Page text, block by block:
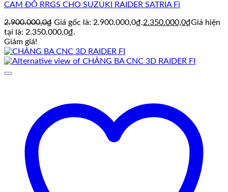
CAM ĐỘ RRGS CHO SUZUKI RAIDER SATRIA Fi
2.900.000,0₫ Giá gốc là: 2.900.000,0₫.2.350.000,0₫Giá hiện
tại là: 2.350.000,0₫.
Giảm giá!